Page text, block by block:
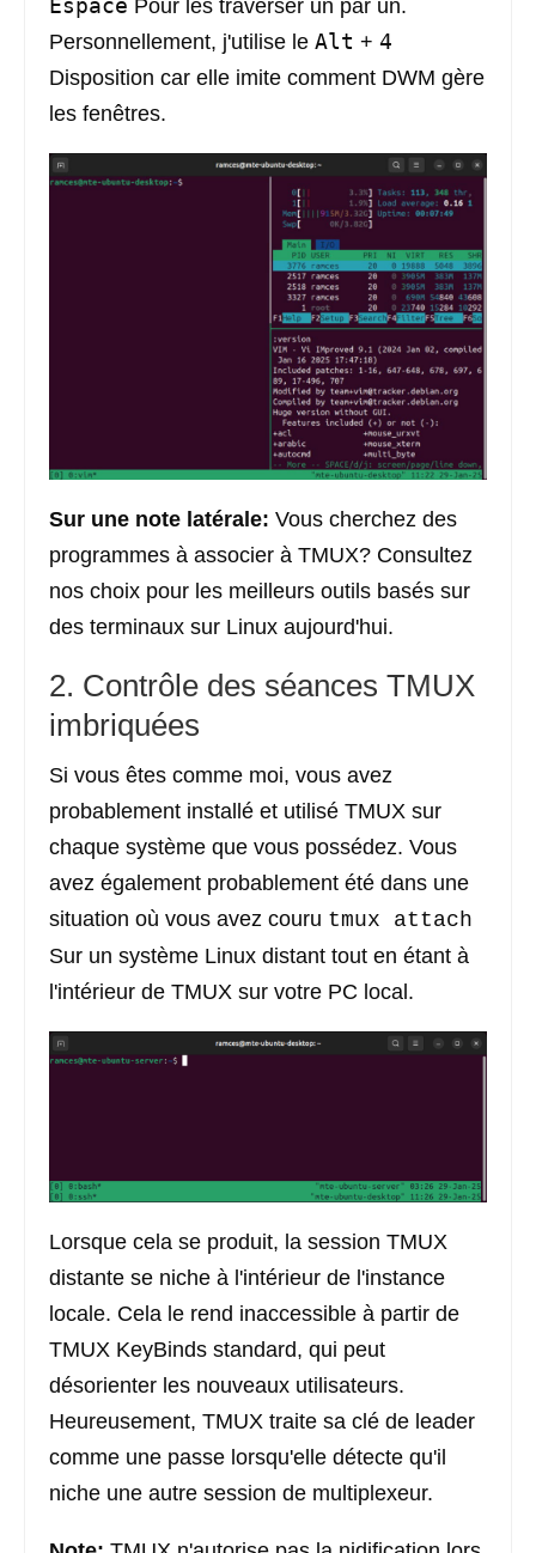
Espace Pour les traverser un par un.
Personnellement, j'utilise le Alt + 4
Disposition car elle imite comment DWM gère
les fenêtres.
Sur une note latérale: Vous cherchez des
programmes à associer à TMUX? Consultez
nos choix pour les meilleurs outils basés sur
des terminaux sur Linux aujourd'hui.
2. Contrôle des séances TMUX
imbriquées
Si vous êtes comme moi, vous avez
probablement installé et utilisé TMUX sur
chaque système que vous possédez. Vous
avez également probablement été dans une
situation où vous avez couru tmux attach
Sur un système Linux distant tout en étant à
l'intérieur de TMUX sur votre PC local.
Lorsque cela se produit, la session TMUX
distante se niche à l'intérieur de l'instance
locale. Cela le rend inaccessible à partir de
TMUX KeyBinds standard, qui peut
désorienter les nouveaux utilisateurs.
Heureusement, TMUX traite sa clé de leader
comme une passe lorsqu'elle détecte qu'il
niche une autre session de multiplexeur.